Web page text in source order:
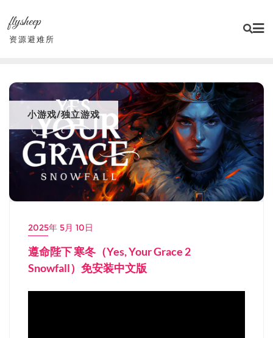
content
flysheep
资源避难所
小游戏/独立游戏
2025年 5月 10日
遵命陛下 寒冬（Yes, Your Grace 2
Snowfall）免安装中文版